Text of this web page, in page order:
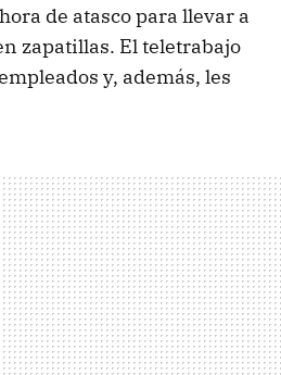
de atasco para llevar a
zapatillas. El teletrabajo
y, además, les